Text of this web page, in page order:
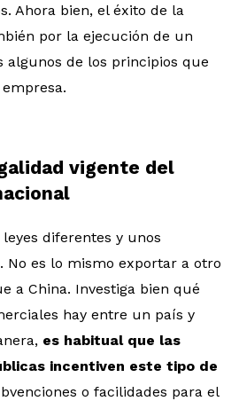
Ahora bien, el éxito de la
por la ejecución de un
algunos de los principios que
vigente del
diferentes y unos
No es lo mismo exportar a otro
a China. Investiga bien qué
hay entre un país y
es habitual que las
incentiven este tipo de
o facilidades para el